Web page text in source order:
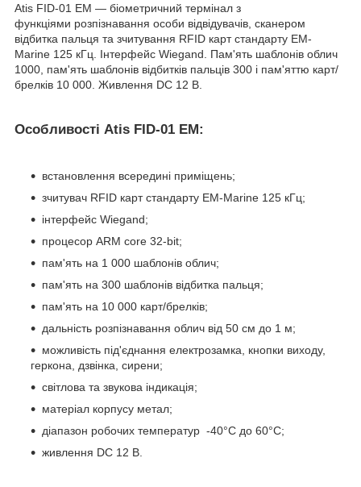
Atis FID-01 EM — біометричний термінал з
функціями розпізнавання особи відвідувачів, сканером
відбитка пальця та зчитування RFID карт стандарту EM-
Marine 125 кГц. Інтерфейс Wiegand. Пам'ять шаблонів облич
1000, пам'ять шаблонів відбитків пальців 300 і пам'яттю карт/
брелків 10 000. Живлення DC 12 В.
Особливості Atis FID-01 EM:
встановлення всередині приміщень;
зчитувач RFID карт стандарту EM-Marine 125 кГц;
інтерфейс Wiegand;
процесор ARM core 32-bit;
пам'ять на 1 000 шаблонів облич;
пам'ять на 300 шаблонів відбитка пальця;
пам'ять на 10 000 карт/брелків;
дальність розпізнавання облич від 50 см до 1 м;
можливість під'єднання електрозамка, кнопки виходу,
геркона, дзвінка, сирени;
світлова та звукова індикація;
матеріал корпусу метал;
діапазон робочих температур -40°С до 60°С;
живлення DC 12 В.